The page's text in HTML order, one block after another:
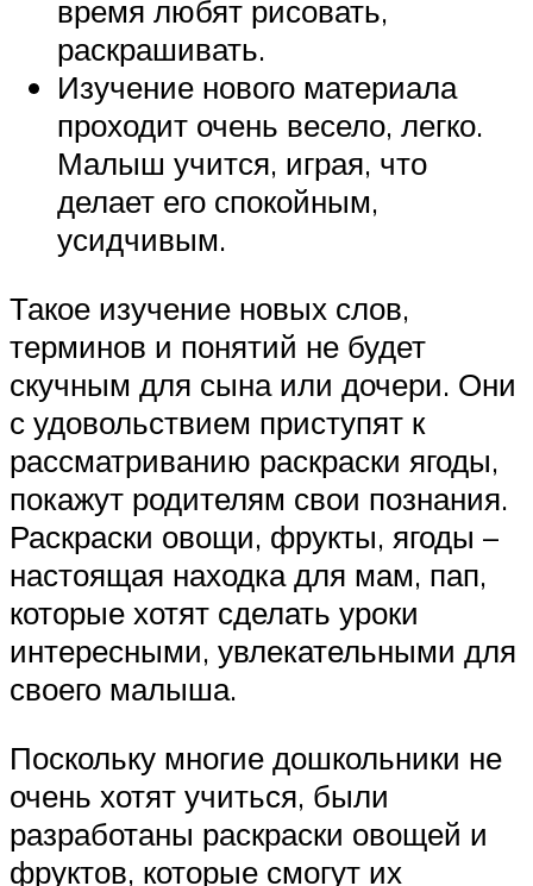
время любят рисовать,
раскрашивать.
Изучение нового материала
проходит очень весело, легко.
Малыш учится, играя, что
делает его спокойным,
усидчивым.
Такое изучение новых слов,
терминов и понятий не будет
скучным для сына или дочери. Они
с удовольствием приступят к
рассматриванию раскраски ягоды,
покажут родителям свои познания.
Раскраски овощи, фрукты, ягоды –
настоящая находка для мам, пап,
которые хотят сделать уроки
интересными, увлекательными для
своего малыша.
Поскольку многие дошкольники не
очень хотят учиться, были
разработаны раскраски овощей и
фруктов, которые смогут их